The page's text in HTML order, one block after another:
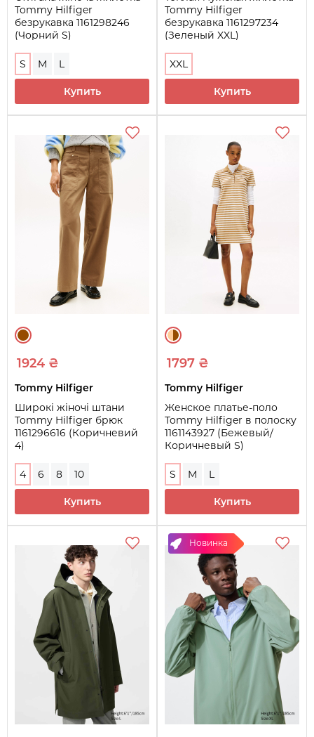
Tommy Hilfiger
безрукавка 1161298246
(Чорний S)
S M L
Купить
Tommy Hilfiger
безрукавка 1161297234
(Зеленый XXL)
XXL
Купить
1924 ₴
Tommy Hilfiger
Широкі жіночі штани
Tommy Hilfiger брюк
1161296616 (Коричневий
4)
4 6 8 10
Купить
1797 ₴
Tommy Hilfiger
Женское платье-поло
Tommy Hilfiger в полоску
1161143927 (Бежевый/
Коричневый S)
S M L
Купить
Новинка